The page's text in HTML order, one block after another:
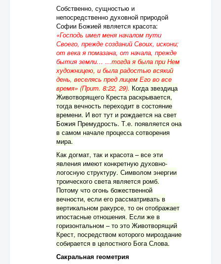
Собственно, сущностью и
непосредственно духовной природой
Софии Божией является красота:
«Господь имел меня началом пути
Своего, прежде созданий Своих, искони;
от века я помазана, от начала, прежде
бытия земли… …тогда я была при Нем
художницею, и была радостью всякий
день, веселясь пред лицем Его во все
время» (Прит. 8:22, 29). Когда звездица
Животворящего Креста раскрывается,
тогда вечность переходит в состояние
времени. И вот тут и рождается на свет
Божия Премудрость. Т.е. появляется она
в самом начале процесса сотворения
мира.
Как догмат, так и красота – все эти
явления имеют конкретную духовно-
логосную структуру. Символом энергии
троического света является ромб.
Потому что огонь божественной
вечности, если его рассматривать в
вертикальном ракурсе, то он отображает
ипостасные отношения. Если же в
горизонтальном – то это Животворящий
Крест, посредством которого мироздание
собирается в целостного Бога Слова.
Сакральная геометрия